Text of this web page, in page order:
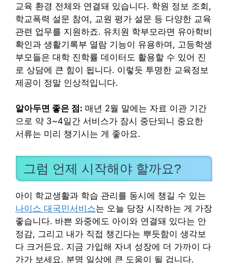
교육 환경 전체와 연결돼 있습니다. 학원 정보 조회,
학교폭력 설문 참여, 교원 평가 설문 등 다양한 교육
관련 업무를 지원하죠. 유치원 학부모라면 유아학비
확인과 생활기록부 열람 기능이 유용하며, 고등학생
부모들은 대학 진학률 데이터도 활용할 수 있어 진
로 상담에 큰 힘이 됩니다. 이렇듯 투명한 교육정보
제공이 정말 인상적입니다.
알아두면 좋은 점: 매년 2월 말에는 자료 이관 기간
으로 약 3~4일간 서비스가 잠시 중단되니 중요한
서류는 미리 챙기시는 게 좋아요.
그럼 언제 시작해야 할까요?
아이 학교생활과 학습 관리를 동시에 챙길 수 있는
나이스 대국민서비스는 오늘 당장 시작하는 게 가장
좋습니다. 바쁜 와중에도 아이와 연결돼 있다는 안
정감, 그리고 내가 직접 챙긴다는 뿌듯함이 생각보
다 크거든요. 지금 가입해 자녀 성장에 더 가까이 다
가가 보세요. 분명 일상에 큰 도움이 될 겁니다.